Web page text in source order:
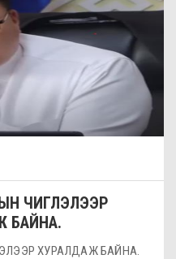
ЧИГЛЭЛЭЭР
БАЙНА.
ХУРАЛДАЖ БАЙНА.